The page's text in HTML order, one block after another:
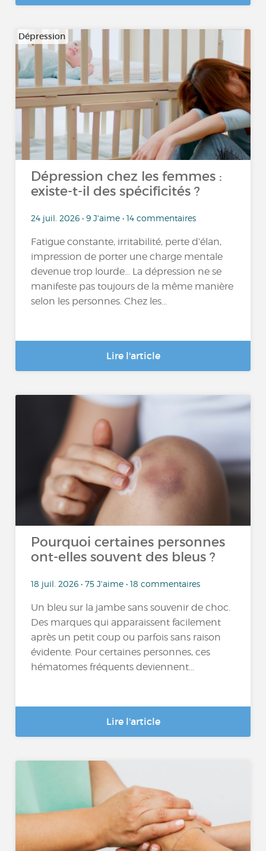
Dépression
Dépression chez les femmes :
existe-t-il des spécificités ?
24 juil. 2026 • 9 J'aime • 14 commentaires
Fatigue constante, irritabilité, perte d’élan,
impression de porter une charge mentale
devenue trop lourde… La dépression ne se
manifeste pas toujours de la même manière
selon les personnes. Chez les...
Lire l'article
Pourquoi certaines personnes
ont-elles souvent des bleus ?
18 juil. 2026 • 75 J'aime • 18 commentaires
Un bleu sur la jambe sans souvenir de choc.
Des marques qui apparaissent facilement
après un petit coup ou parfois sans raison
évidente. Pour certaines personnes, ces
hématomes fréquents deviennent...
Lire l'article